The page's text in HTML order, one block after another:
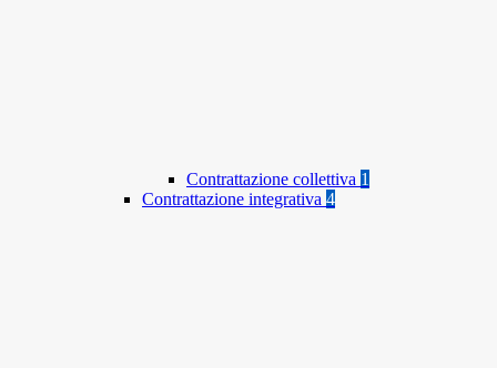
Contrattazione collettiva 1
Contrattazione integrativa 4